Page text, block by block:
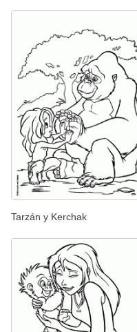
Tarzán y Kerchak